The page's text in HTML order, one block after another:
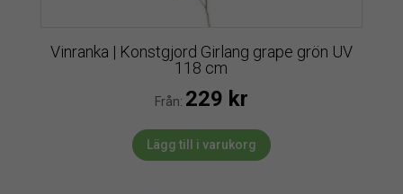
Vinranka | Konstgjord Girlang grape grön UV
118 cm
Från: 229 kr
Lägg till i varukorg